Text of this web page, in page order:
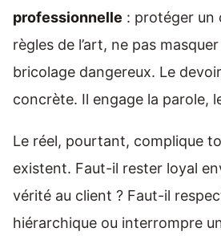
professionnelle : protéger un
règles de l’art, ne pas
bricolage dangereux. Le
concrète. Il engage la parole,
Le réel, pourtant, complique
existent. Faut-il rester loyal
vérité au client ? Faut-il
hiérarchique ou interrompre